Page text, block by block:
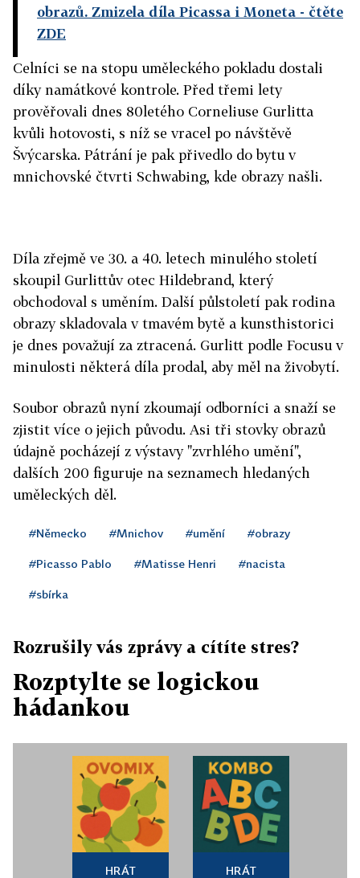
obrazů. Zmizela díla Picassa i Moneta - čtěte
ZDE
Celníci se na stopu uměleckého pokladu dostali
díky namátkové kontrole. Před třemi lety
prověřovali dnes 80letého Corneliuse Gurlitta
kvůli hotovosti, s níž se vracel po návštěvě
Švýcarska. Pátrání je pak přivedlo do bytu v
mnichovské čtvrti Schwabing, kde obrazy našli.
Díla zřejmě ve 30. a 40. letech minulého století
skoupil Gurlittův otec Hildebrand, který
obchodoval s uměním. Další půlstoletí pak rodina
obrazy skladovala v tmavém bytě a kunsthistorici
je dnes považují za ztracená. Gurlitt podle Focusu v
minulosti některá díla prodal, aby měl na živobytí.
Soubor obrazů nyní zkoumají odborníci a snaží se
zjistit více o jejich původu. Asi tři stovky obrazů
údajně pocházejí z výstavy "zvrhlého umění",
dalších 200 figuruje na seznamech hledaných
uměleckých děl.
#Německo #Mnichov #umění #obrazy
#Picasso Pablo #Matisse Henri #nacista
#sbírka
Rozrušily vás zprávy a cítíte stres?
Rozptylte se logickou
hádankou
HRÁT HRÁT